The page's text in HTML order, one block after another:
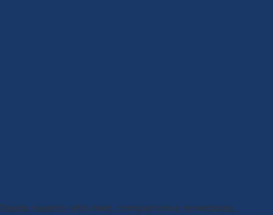
Desde nuestro sitio web, compartimos novedades,